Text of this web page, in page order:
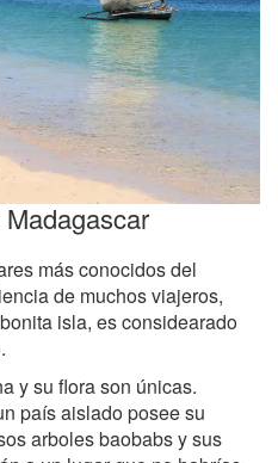
más conocidos del
de muchos viajeros,
isla, es considearado
y su flora son únicas.
país aislado posee su
arboles baobabs y sus